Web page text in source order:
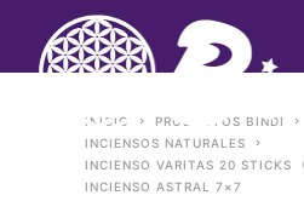
INICIO PRODUCTOS BINDI
INCIENSOS NATURALES
INCIENSO VARITAS 20 STICKS
INCIENSO ASTRAL 7×7